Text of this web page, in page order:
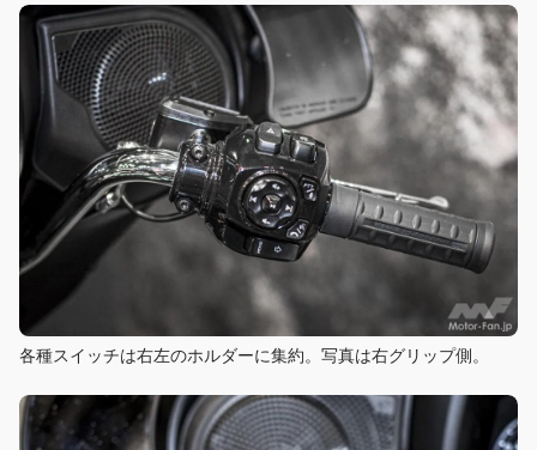
各種スイッチは右左のホルダーに集約。写真は右グリップ側。